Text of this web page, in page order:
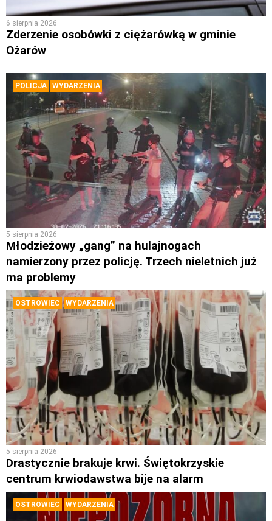
6 sierpnia 2026
Zderzenie osobówki z ciężarówką w gminie
Ożarów
POLICJA WYDARZENIA
5 sierpnia 2026
Młodzieżowy „gang” na hulajnogach
namierzony przez policję. Trzech nieletnich już
ma problemy
OSTROWIEC WYDARZENIA
5 sierpnia 2026
Drastycznie brakuje krwi. Świętokrzyskie
centrum krwiodawstwa bije na alarm
OSTROWIEC WYDARZENIA